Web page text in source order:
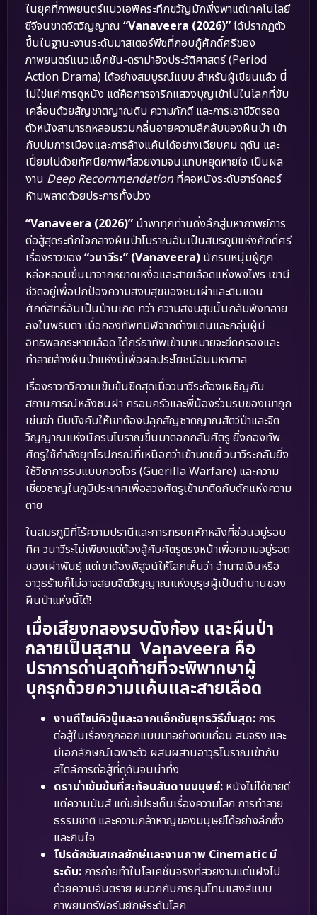
ในยุคที่ภาพยนตร์แนวเอพิคระทึกขวัญมักพึ่งพาแต่เทคโนโลยี
ซีจีจนขาดจิตวิญญาณ “Vanaveera (2026)”ได้ปรากฏตัว
ขึ้นในฐานะงานระดับมาสเตอร์พีซที่กอบกู้ศักดิ์ศรีของ
ภาพยนตร์แนวแอ็กชัน-ดราม่าอิงประวัติศาสตร์ (Period
Action Drama) ได้อย่างสมบูรณ์แบบ สำหรับผู้เขียนแล้ว นี่
ไม่ใช่แค่การดูหนัง แต่คือการจาริกแสวงบุญเข้าไปในโลกที่ขับ
เคลื่อนด้วยสัญชาตญาณดิบ ความภักดี และการเอาชีวิตรอด
ตัวหนังสามารถหลอมรวมกลิ่นอายความลึกลับของผืนป่า เข้า
กับปมการเมืองและการล้างแค้นได้อย่างเฉียบคม ดุดัน และ
เปี่ยมไปด้วยทัศนียภาพที่สวยงามจนแทบหยุดหายใจ เป็นผล
งาน Deep Recommendationที่คอหนังระดับฮาร์ดคอร์
ห้ามพลาดด้วยประการทั้งปวง
“Vanaveera (2026)” นำพาทุกท่านดิ่งลึกสู่มหากาพย์การ
ต่อสู้สุดระทึกใจกลางผืนป่าโบราณอันเป็นสมรภูมิแห่งศักดิ์ศรี
เรื่องราวของ “วนาวีระ” (Vanaveera) นักรบหนุ่มผู้ถูก
หล่อหลอมขึ้นมาจากหยาดเหงื่อและสายเลือดแห่งพงไพร เขามี
ชีวิตอยู่เพื่อปกป้องความสงบสุขของชนเผ่าและดินแดน
ศักดิ์สิทธิ์อันเป็นบ้านเกิด ทว่า ความสงบสุขนั้นกลับพังทลาย
ลงในพริบตา เมื่อกองทัพทมิฬจากต่างแดนและกลุ่มผู้มี
อิทธิพลกระหายเลือด ได้กรีธาทัพเข้ามาหมายจะยึดครองและ
ทำลายล้างผืนป่าแห่งนี้เพื่อผลประโยชน์อันมหาศาล
เรื่องราวทวีความเข้มข้นขีดสุดเมื่อวนาวีระต้องเผชิญกับ
สถานการณ์หลังชนฝา ครอบครัวและพี่น้องร่วมรบของเขาถูก
เข่นฆ่า บีบบังคับให้เขาต้องปลุกสัญชาตญาณสัตว์ป่าและจิต
วิญญาณแห่งนักรบโบราณขึ้นมาตอกกลับศัตรู ยิ่งกองทัพ
ศัตรูใช้กำลังยุทโธปกรณ์ที่เหนือกว่าเข้าบดขยี้ วนาวีระกลับยิ่ง
ใช้วิชาการรบแบบกองโจร (Guerilla Warfare) และความ
เชี่ยวชาญในภูมิประเทศเพื่อลวงศัตรูเข้ามาติดกับดักแห่งความ
ตาย
ในสมรภูมิที่ไร้ความปรานีและการทรยศหักหลังที่ซ่อนอยู่รอบ
ทิศ วนาวีระไม่เพียงแต่ต้องสู้กับศัตรูตรงหน้าเพื่อความอยู่รอด
ของเผ่าพันธุ์ แต่เขาต้องพิสูจน์ให้โลกเห็นว่า อำนาจเงินหรือ
อาวุธร้ายก็ไม่อาจสยบจิตวิญญาณแห่งบุรุษผู้เป็นตำนานของ
ผืนป่าแห่งนี้ได้!
เมื่อเสียงกลองรบดังก้อง และผืนป่า
กลายเป็นสุสาน Vanaveera คือ
ปราการด่านสุดท้ายที่จะพิพากษาผู้
บุกรุกด้วยความแค้นและสายเลือด
งานดีไซน์คิวบู๊และฉากแอ็กชันยุทธวิธีขั้นสุด: การ
ต่อสู้ในเรื่องถูกออกแบบมาอย่างดิบเถื่อน สมจริง และ
มีเอกลักษณ์เฉพาะตัว ผสมผสานอาวุธโบราณเข้ากับ
สไตล์การต่อสู้ที่ดุดันจนน่าทึ่ง
ดราม่าเข้มข้นที่สะท้อนสันดานมนุษย์: หนังไม่ได้ขายดี
แต่ความมันส์ แต่ขยี้ประเด็นเรื่องความโลภ การทำลาย
ธรรมชาติ และความกล้าหาญของมนุษย์ได้อย่างลึกซึ้ง
และกินใจ
โปรดักชันสเกลยักษ์และงานภาพ Cinematic มี
ระดับ: การถ่ายทำในโลเคชั่นจริงที่สวยงามแต่แฝงไป
ด้วยความอันตราย ผนวกกับการคุมโทนแสงสีแบบ
ภาพยนตร์ฟอร์มยักษ์ระดับโลก